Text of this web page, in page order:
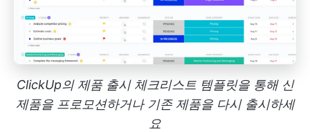
ClickUp의 제품 출시 체크리스트 템플릿을 통해 신
제품을 프로모션하거나 기존 제품을 다시 출시하세
요